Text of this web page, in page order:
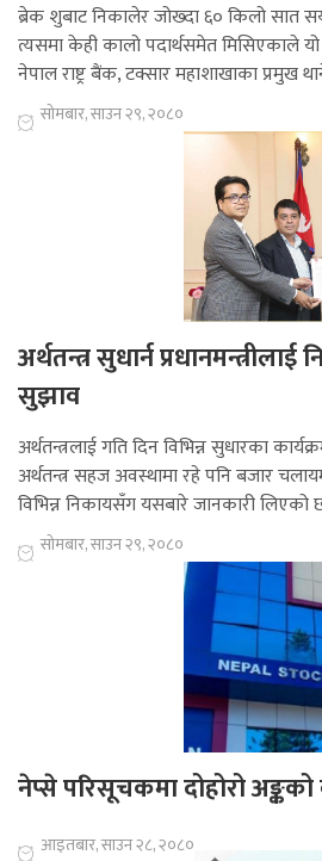
ब्रेक शुबाट निकालेर जोख्दा ६० किलो सात
त्यसमा केही कालो पदार्थसमेत मिसिएकाले यो
नेपाल राष्ट्र बैंक, टक्सार महाशाखाका प्रमुख
सोमबार, साउन २९, २०८०
अर्थतन्त्र सुधार्न प्रधानमन्त्रीलाई
सुझाव
अर्थतन्त्रलाई गति दिन विभिन्न सुधारका
अर्थतन्त्र सहज अवस्थामा रहे पनि बजार
विभिन्न निकायसँग यसबारे जानकारी लिएको
सोमबार, साउन २९, २०८०
नेप्से परिसूचकमा दोहोरो अङ्कको
आइतबार, साउन २८, २०८०